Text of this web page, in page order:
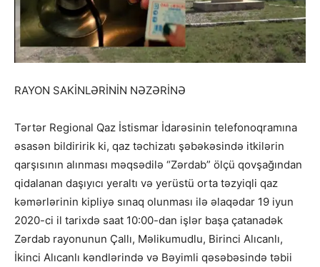
RAYON SAKİNLƏRİNİN NƏZƏRİNƏ
Tərtər Regional Qaz İstismar İdarəsinin telefonoqramına
əsasən bildiririk ki, qaz təchizatı şəbəkəsində itkilərin
qarşısının alınması məqsədilə “Zərdab” ölçü qovşağından
qidalanan daşıyıcı yeraltı və yerüstü orta təzyiqli qaz
kəmərlərinin kipliyə sınaq olunması ilə əlaqədar 19 iyun
2020-ci il tarixdə saat 10:00-dan işlər başa çatanadək
Zərdab rayonunun Çallı, Məlikumudlu, Birinci Alıcanlı,
İkinci Alıcanlı kəndlərində və Bəyimli qəsəbəsində təbii